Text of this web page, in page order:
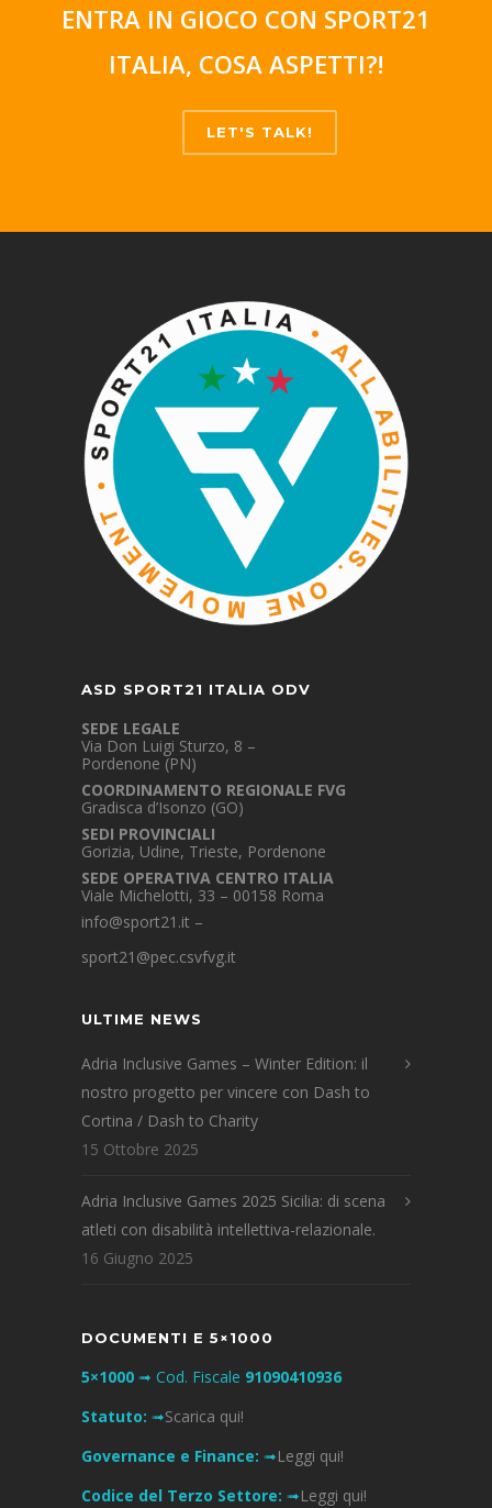
ENTRA IN GIOCO CON SPORT21
ITALIA, COSA ASPETTI?!
LET'S TALK!
ASD SPORT21 ITALIA ODV
SEDE LEGALE
Via Don Luigi Sturzo, 8 –
Pordenone (PN)
COORDINAMENTO REGIONALE FVG
Gradisca d’Isonzo (GO)
SEDI PROVINCIALI
Gorizia, Udine, Trieste, Pordenone
SEDE OPERATIVA CENTRO ITALIA
Viale Michelotti, 33 – 00158 Roma
info@sport21.it –
sport21@pec.csvfvg.it
ULTIME NEWS
Adria Inclusive Games – Winter Edition: il
nostro progetto per vincere con Dash to
Cortina / Dash to Charity
15 Ottobre 2025
Adria Inclusive Games 2025 Sicilia: di scena
atleti con disabilità intellettiva-relazionale.
16 Giugno 2025
DOCUMENTI E 5×1000
5×1000 ➟ Cod. Fiscale 91090410936
Statuto: ➟Scarica qui!
Governance e Finance: ➟Leggi qui!
Codice del Terzo Settore: ➟Leggi qui!